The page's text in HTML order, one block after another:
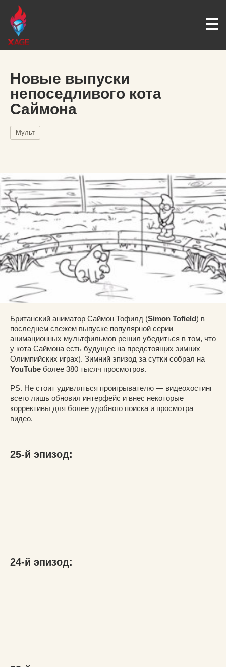
Новые выпуски
непоседливого кота
Саймона
Мульт
Британский аниматор Саймон Тофилд (Simon Tofield) в
последнем свежем выпуске популярной серии
анимационных мультфильмов решил убедиться в том, что
у кота Саймона есть будущее на предстоящих зимних
Олимпийских играх). Зимний эпизод за сутки собрал на
YouTube более 380 тысяч просмотров.
PS. Не стоит удивляться проигрывателю — видеохостинг
всего лишь обновил интерфейс и внес некоторые
коррективы для более удобного поиска и просмотра
видео.
25-й эпизод:
24-й эпизод: